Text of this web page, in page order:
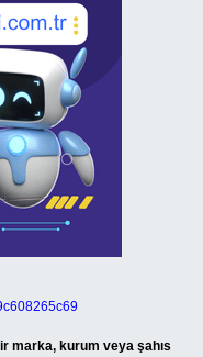
marka, kurum veya şahıs